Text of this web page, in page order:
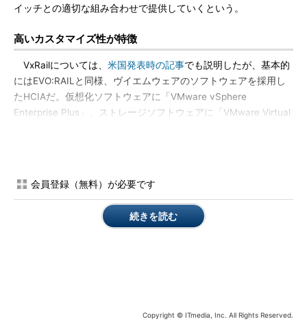
イッチとの適切な組み合わせで提供していくという。
高いカスタマイズ性が特徴
VxRailについては、 米国発表時の記事でも説明したが、基本的
にはEVO:RAILと同様、ヴイエムウェアのソフトウェアを採用し
たHCIAだ。仮想化ソフトウェアに「VMware vSphere
Enterprise Plus」、ストレージソフトウェアに「VMware Virtual
続によって5分程度で行える点も変わらない。
会員登録（無料）が必要です
続きを読む
Copyright © ITmedia, Inc. All Rights Reserved.